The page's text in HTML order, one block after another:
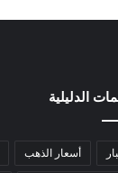
الدليلية
أسعار الذهب